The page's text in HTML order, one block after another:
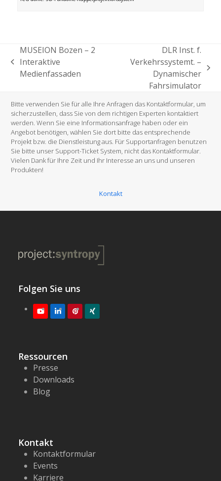
vorheriger
Beitrag:
MUSEION Bozen – 2
Interaktive
Medienfassaden
DLR Inst. f.
Verkehrssystemt. –
Dynamischer
Fahrsimulator
Bitte verwenden Sie für alle Ihre Anfragen das Kontaktformular, um
sicherzustellen, dass Sie von dem richtigen Experten kontaktiert
werden. Wenn Sie eine Informationsanfrage haben oder ein
Angebot benötigen, wählen Sie dort bitte das entsprechende
Projekt bzw. die Dienstleistung aus. Für Supportanfragen benutzen
Sie bitte unser Support-Ticket System, nicht das Kontaktformular.
Vielen Dank für Ihre Zeit und Ihr Interesse an uns und unseren
Produkten!
Kontakt
Folgen Sie uns
YoutubeLinkedInPinterest
XING
Ressourcen
Presse
Downloads
Blog
Kontakt
Kontaktformular
Events
Karriere